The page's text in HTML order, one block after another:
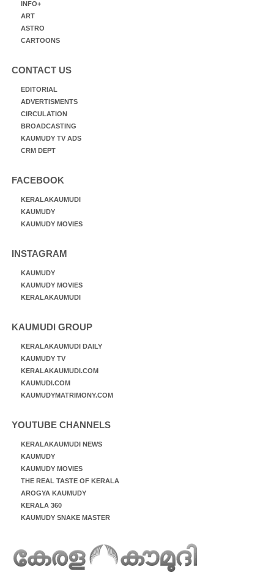
INFO+
ART
ASTRO
CARTOONS
CONTACT US
EDITORIAL
ADVERTISMENTS
CIRCULATION
BROADCASTING
KAUMUDY TV ADS
CRM DEPT
FACEBOOK
KERALAKAUMUDI
KAUMUDY
KAUMUDY MOVIES
INSTAGRAM
KAUMUDY
KAUMUDY MOVIES
KERALAKAUMUDI
KAUMUDI GROUP
KERALAKAUMUDI DAILY
KAUMUDY TV
KERALAKAUMUDI.COM
KAUMUDI.COM
KAUMUDYMATRIMONY.COM
YOUTUBE CHANNELS
KERALAKAUMUDI NEWS
KAUMUDY
KAUMUDY MOVIES
THE REAL TASTE OF KERALA
AROGYA KAUMUDY
KERALA 360
KAUMUDY SNAKE MASTER